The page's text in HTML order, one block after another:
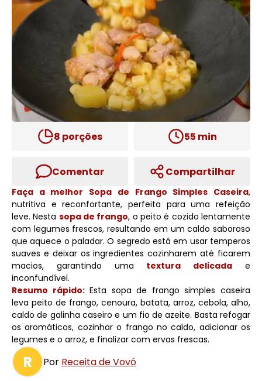
8 porções 55 min
Comentar Compartilhar
Faça a melhor Sopa de Frango Simples Caseira,
nutritiva e reconfortante, perfeita para uma refeição
leve. Nesta sopa de frango, o peito é cozido lentamente
com legumes frescos, resultando em um caldo saboroso
que aquece o paladar. O segredo está em usar temperos
suaves e deixar os ingredientes cozinharem até ficarem
macios, garantindo uma textura delicada e
inconfundível.
Resumo rápido:Esta sopa de frango simples caseira
leva peito de frango, cenoura, batata, arroz, cebola, alho,
caldo de galinha caseiro e um fio de azeite. Basta refogar
os aromáticos, cozinhar o frango no caldo, adicionar os
legumes e o arroz, e finalizar com ervas frescas.
R Por Receita de Vovó